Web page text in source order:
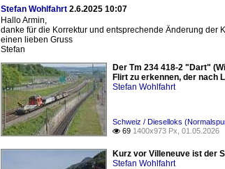
Stefan Wohlfahrt 2.6.2025 10:07
Hallo Armin,
danke für die Korrektur und entsprechende Änderung der
einen lieben Gruss
Stefan
Der Tm 234 418-2 "Dart"
Flirt zu erkennen, der nach
Stefan Wohlfahrt
Schweiz / Dieselloks
 69 1400x973 Px, 01.05.2026
Kurz vor Villeneuve ist der
Stefan Wohlfahrt